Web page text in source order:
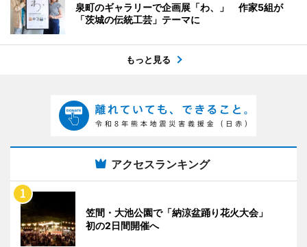
泉町のギャラリーで企画展「わ、」 作家5組が
「茨城の伝統工芸」テーマに
もっと見る
アクセスランキング
笠間・大池公園で「納涼盆踊り花火大会」
初の2日間開催へ